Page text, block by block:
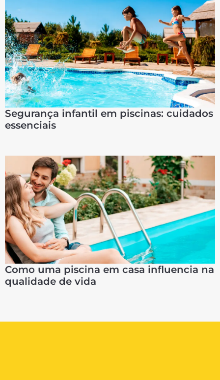
Segurança infantil em piscinas: cuidados
essenciais
Como uma piscina em casa influencia na
qualidade de vida